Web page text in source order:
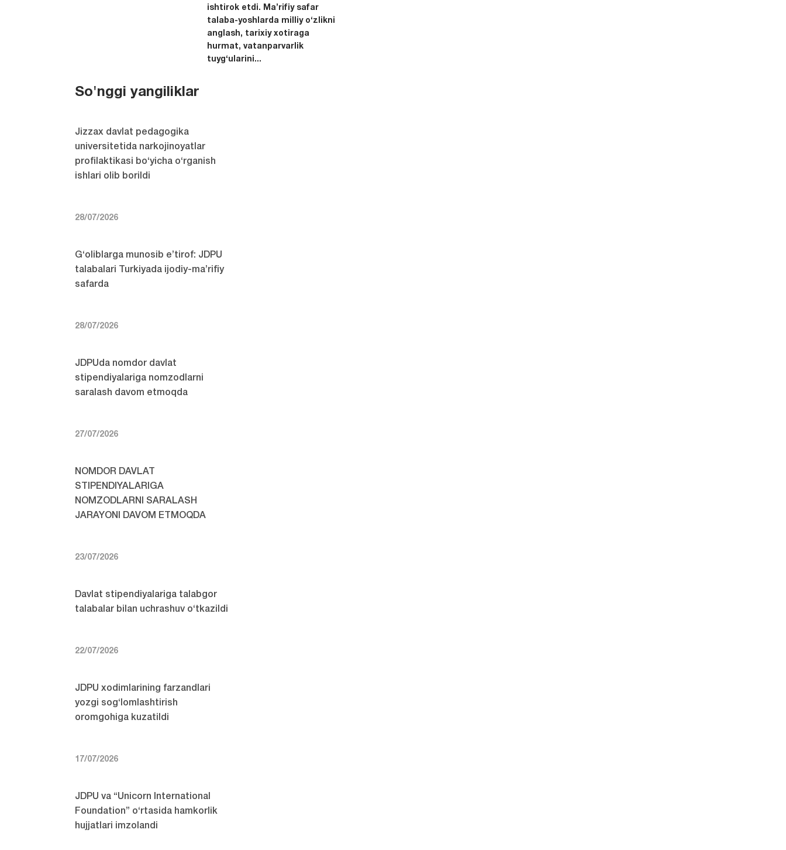
ishtirok etdi. Ma’rifiy safar
talaba-yoshlarda milliy o‘zlikni
anglash, tarixiy xotiraga
hurmat, vatanparvarlik
tuyg‘ularini...
So'nggi yangiliklar
Jizzax davlat pedagogika
universitetida narkojinoyatlar
profilaktikasi bo‘yicha o‘rganish
ishlari olib borildi
28/07/2026
G‘oliblarga munosib e’tirof: JDPU
talabalari Turkiyada ijodiy-ma’rifiy
safarda
28/07/2026
JDPUda nomdor davlat
stipendiyalariga nomzodlarni
saralash davom etmoqda
27/07/2026
NOMDOR DAVLAT
STIPENDIYALARIGA
NOMZODLARNI SARALASH
JARAYONI DAVOM ETMOQDA
23/07/2026
Davlat stipendiyalariga talabgor
talabalar bilan uchrashuv o‘tkazildi
22/07/2026
JDPU xodimlarining farzandlari
yozgi sog‘lomlashtirish
oromgohiga kuzatildi
17/07/2026
JDPU va “Unicorn International
Foundation” o‘rtasida hamkorlik
hujjatlari imzolandi